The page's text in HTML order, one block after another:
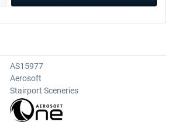
AS15977
Aerosoft
Stairport Sceneries